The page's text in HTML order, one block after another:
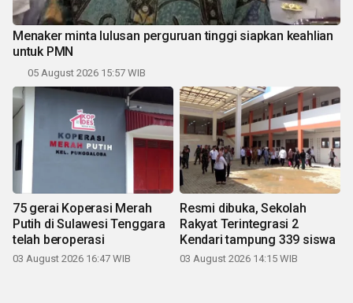
Menaker minta lulusan perguruan tinggi siapkan keahlian
untuk PMN
05 August 2026 15:57 WIB
75 gerai Koperasi Merah
Putih di Sulawesi Tenggara
telah beroperasi
03 August 2026 16:47 WIB
Resmi dibuka, Sekolah
Rakyat Terintegrasi 2
Kendari tampung 339 siswa
03 August 2026 14:15 WIB